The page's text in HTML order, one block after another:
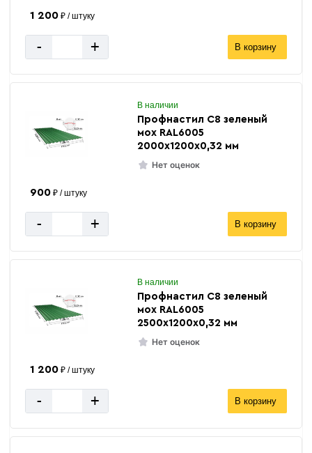
1 200 ₽ / штуку
- + В корзину
В наличии
Профнастил С8 зеленый
мох RAL6005
2000х1200х0,32 мм
Нет оценок
900 ₽ / штуку
- + В корзину
В наличии
Профнастил С8 зеленый
мох RAL6005
2500х1200х0,32 мм
Нет оценок
1 200 ₽ / штуку
- + В корзину